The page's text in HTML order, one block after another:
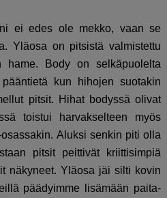
ei edes ole mekko, vaan se
Yläosa on pitsistä valmistettu
hame. Body on selkäpuolelta
kun hihojen suotakin
pitsit. Hihat bodyssä olivat
toistui harvakselteen myös
Aluksi senkin piti olla
pitsit peittivät kriittisimpiä
näkyneet. Yläosa jäi silti kovin
päädyimme lisämään paita-